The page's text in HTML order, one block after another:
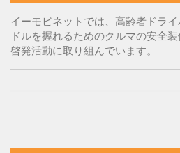
イーモビネットでは、高齢者ドラ
ドルを握れるためのクルマの安全
啓発活動に取り組んでいます。